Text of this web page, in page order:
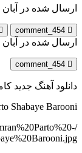
ارسال شده در آبان 1, 2025
comment_454
ارسال شده در آبان 1, 2025
comment_454
دانلود آهنگ جدید
Shabaye Barooni